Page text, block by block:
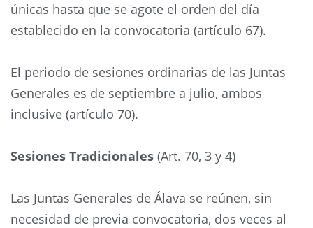
únicas hasta que se agote el orden del día
establecido en la convocatoria (artículo 67).
El periodo de sesiones ordinarias de las Juntas
Generales es de septiembre a julio, ambos
inclusive (artículo 70).
Sesiones Tradicionales (Art. 70, 3 y 4)
Las Juntas Generales de Álava se reúnen, sin
necesidad de previa convocatoria, dos veces al